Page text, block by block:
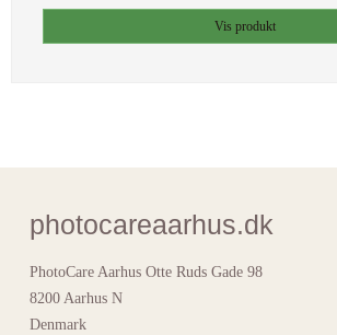
Vis produkt
photocareaarhus.dk
PhotoCare Aarhus Otte Ruds Gade 98
8200 Aarhus N
Denmark